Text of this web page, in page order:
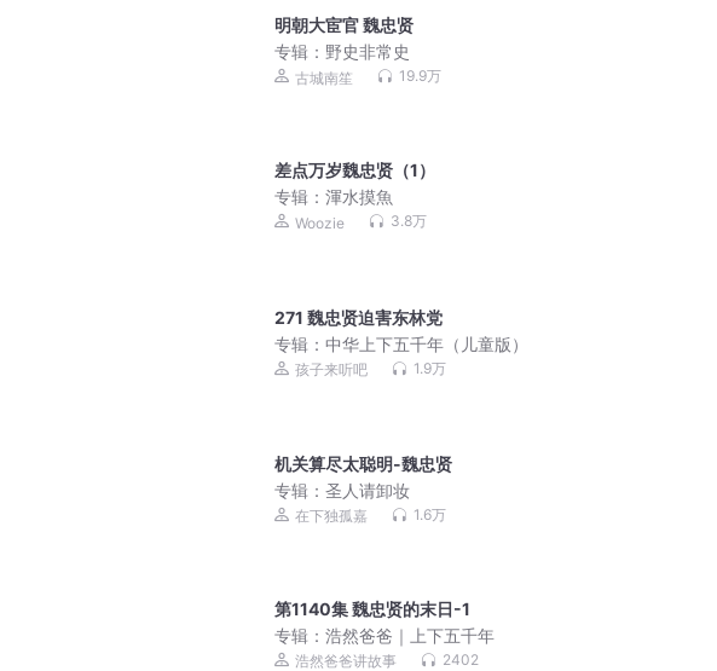
明朝大宦官 魏忠贤
专辑： 野史非常史
古城南笙 19.9万
差点万岁魏忠贤（1）
专辑： 渾水摸魚
Woozie 3.8万
271 魏忠贤迫害东林党
专辑： 中华上下五千年（儿童版）
孩子来听吧 1.9万
机关算尽太聪明-魏忠贤
专辑： 圣人请卸妆
在下独孤嘉 1.6万
第1140集 魏忠贤的末日-1
专辑： 浩然爸爸｜上下五千年
浩然爸爸讲故事 2402